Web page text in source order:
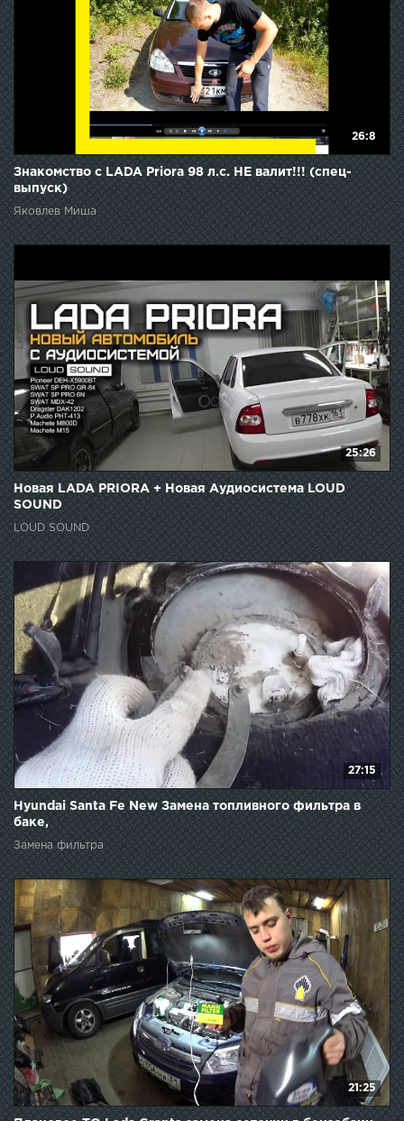
26:8
Знакомство с LADA Priora 98 л.с. НЕ валит!!! (спец-
выпуск)
Яковлев Миша
25:26
Новая LADA PRIORA + Новая Аудиосистема LOUD
SOUND
LOUD SOUND
27:15
Hyundai Santa Fe New Замена топливного фильтра в
баке,
Замена фильтра
21:25